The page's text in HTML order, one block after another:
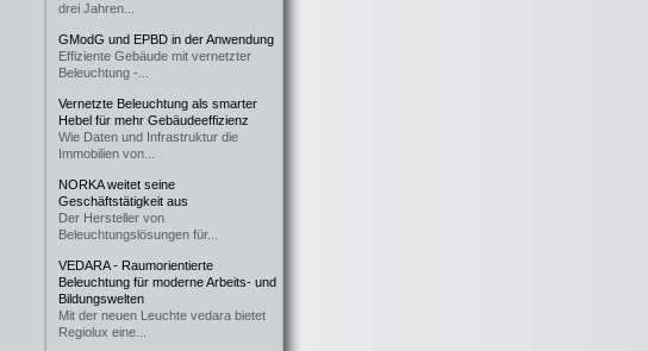
drei Jahren...
GModG und EPBD in der Anwendung
Effiziente Gebäude mit vernetzter
Beleuchtung -...
Vernetzte Beleuchtung als smarter
Hebel für mehr Gebäudeeffizienz
Wie Daten und Infrastruktur die
Immobilien von...
NORKA weitet seine
Geschäftstätigkeit aus
Der Hersteller von
Beleuchtungslösungen für...
VEDARA - Raumorientierte
Beleuchtung für moderne Arbeits- und
Bildungswelten
Mit der neuen Leuchte vedara bietet
Regiolux eine...